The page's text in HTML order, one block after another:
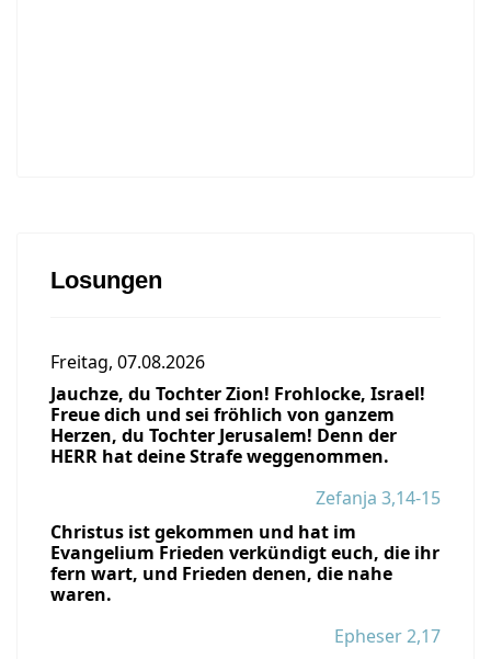
Losungen
Freitag, 07.08.2026
Jauchze, du Tochter Zion! Frohlocke, Israel!
Freue dich und sei fröhlich von ganzem
Herzen, du Tochter Jerusalem! Denn der
HERR hat deine Strafe weggenommen.
Zefanja 3,14-15
Christus ist gekommen und hat im
Evangelium Frieden verkündigt euch, die ihr
fern wart, und Frieden denen, die nahe
waren.
Epheser 2,17